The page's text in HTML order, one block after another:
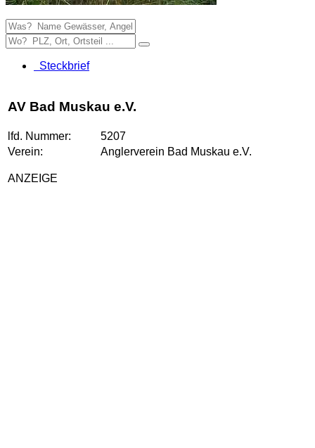
Steckbrief
AV Bad Muskau e.V.
lfd. Nummer:
5207
Verein:
Anglerverein Bad Muskau e.V.
ANZEIGE